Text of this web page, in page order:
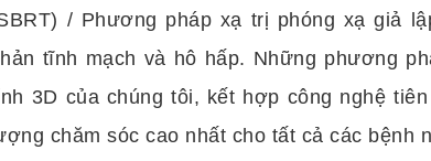
/ Phương pháp xạ trị phóng xạ giả
tĩnh mạch và hô hấp. Những phương
3D của chúng tôi, kết hợp công nghệ
chăm sóc cao nhất cho tất cả các bệnh